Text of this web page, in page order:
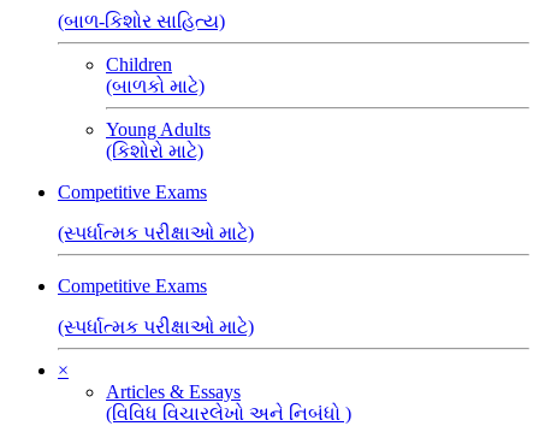
(બાળ-કિશોર સાહિત્ય)
Children
(બાળકો માટે)
Young Adults
(કિશોરો માટે)
Competitive Exams
(સ્પર્ધાત્મક પરીક્ષાઓ માટે)
Competitive Exams
(સ્પર્ધાત્મક પરીક્ષાઓ માટે)
×
Articles & Essays
(વિવિધ વિચારલેખો અને નિબંધો )